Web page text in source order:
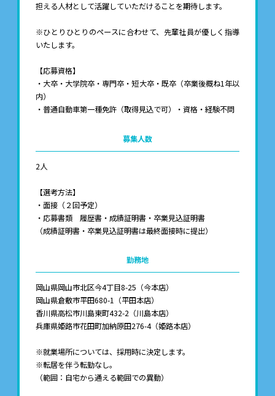
担える人材として活躍していただけることを期待します。
※ひとりひとりのペースに合わせて、先輩社員が優しく指導
いたします。
【応募資格】
・大卒・大学院卒・専門卒・短大卒・既卒（卒業後概ね1年以
内）
・普通自動車第一種免許（取得見込で可）・資格・経験不問
募集人数
2人
【選考方法】
・面接（２回予定）
・応募書類 履歴書・成績証明書・卒業見込証明書
（成績証明書・卒業見込証明書は最終面接時に提出）
勤務地
岡山県岡山市北区今4丁目8-25（今本店）
岡山県倉敷市平田680-1（平田本店）
香川県高松市川島東町432-2（川島本店）
兵庫県姫路市花田町加納原田276-4（姫路本店）
※就業場所については、採用時に決定します。
※転居を伴う転勤なし。
（範囲：自宅から通える範囲での異動）